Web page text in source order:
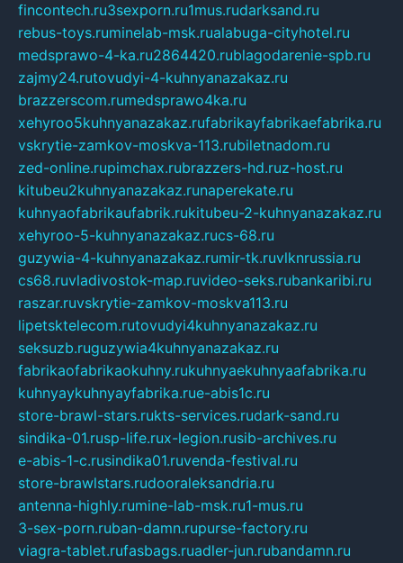
fincontech.ru3sexporn.ru1mus.rudarksand.ru
rebus-toys.ruminelab-msk.rualabuga-cityhotel.ru
medsprawo-4-ka.ru2864420.rublagodarenie-spb.ru
zajmy24.rutovudyi-4-kuhnyanazakaz.ru
brazzerscom.rumedsprawo4ka.ru
xehyroo5kuhnyanazakaz.rufabrikayfabrikaefabrika.ru
vskrytie-zamkov-moskva-113.rubiletnadom.ru
zed-online.rupimchax.rubrazzers-hd.ruz-host.ru
kitubeu2kuhnyanazakaz.runaperekate.ru
kuhnyaofabrikaufabrik.rukitubeu-2-kuhnyanazakaz.ru
xehyroo-5-kuhnyanazakaz.rucs-68.ru
guzywia-4-kuhnyanazakaz.rumir-tk.ruvlknrussia.ru
cs68.ruvladivostok-map.ruvideo-seks.rubankaribi.ru
raszar.ruvskrytie-zamkov-moskva113.ru
lipetsktelecom.rutovudyi4kuhnyanazakaz.ru
seksuzb.ruguzywia4kuhnyanazakaz.ru
fabrikaofabrikaokuhny.rukuhnyaekuhnyaafabrika.ru
kuhnyaykuhnyayfabrika.rue-abis1c.ru
store-brawl-stars.rukts-services.rudark-sand.ru
sindika-01.rusp-life.rux-legion.rusib-archives.ru
e-abis-1-c.rusindika01.ruvenda-festival.ru
store-brawlstars.rudooraleksandria.ru
antenna-highly.rumine-lab-msk.ru1-mus.ru
3-sex-porn.ruban-damn.rupurse-factory.ru
viagra-tablet.rufasbags.ruadler-jun.rubandamn.ru